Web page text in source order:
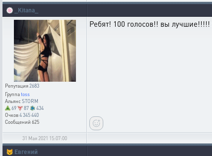
🍥 _Kitana_
Репутация2683
Группаtoss
АльянсSTORM
69
87
434
Очков4 345 440
Сообщений 625
Ребят! 100 голосов!! вы лучшие!!!!!
31 Мая 2021 15:07:00
😾 Евгений